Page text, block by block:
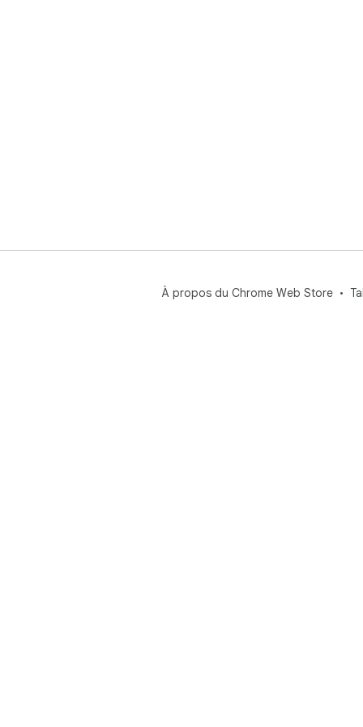
À propos du Chrome Web Store